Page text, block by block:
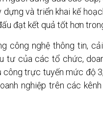
dựng và triển khai kế
đạt kết quả tốt hơn
công nghệ thông tin,
tư của các tổ chức,
trực tuyến mức độ
nghiệp trên các